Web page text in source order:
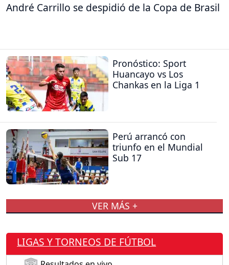
André Carrillo se despidió de la Copa de Brasil
Pronóstico: Sport
Huancayo vs Los
Chankas en la Liga 1
Perú arrancó con
triunfo en el Mundial
Sub 17
VER MÁS +
LIGAS Y TORNEOS DE FÚTBOL